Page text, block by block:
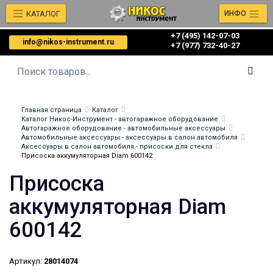
info@nikos-instrument.ru
+7 (495) 142-07-03
‎‎+7 (977) 732-40-27
КАТАЛОГ ИНФО
Главная страница
Каталог
Каталог Никос-Инструмент - автогаражное оборудование
Автогаражное оборудование - автомобильные аксессуары
Автомобильные аксессуары - аксессуары в салон автомобиля
Аксессуары в салон автомобиля - присоски для стекла
Присоска аккумуляторная Diam 600142
Присоска
аккумуляторная Diam
600142
Артикул: 28014074